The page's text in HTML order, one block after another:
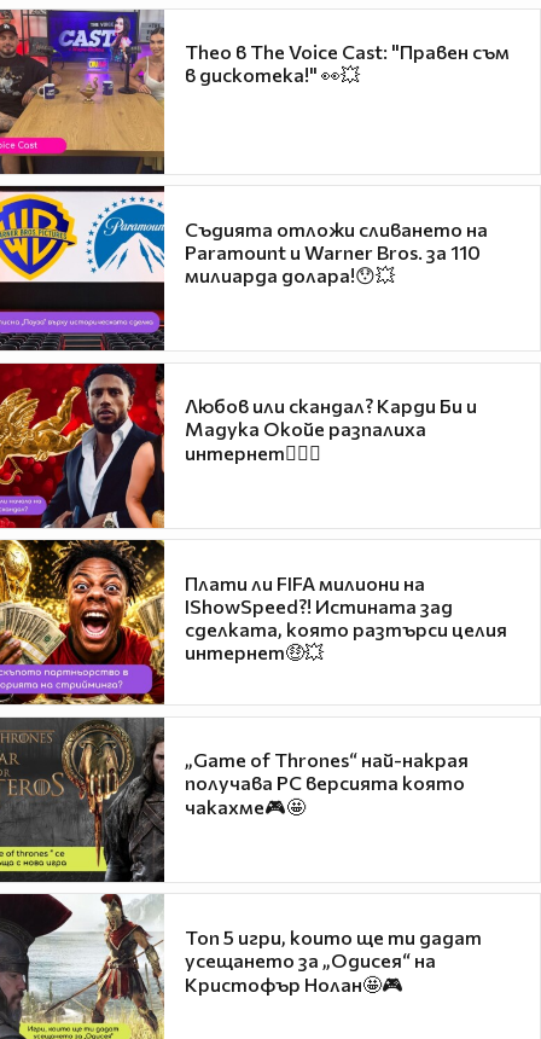
Theo в The Voice Cast: "Правен съм
в дискотека!" 👀💥
Съдията отложи сливането на
Paramount и Warner Bros. за 110
милиарда долара!😯💥
Любов или скандал? Карди Би и
Мадука Окойе разпалиха
интернет❤️‍🔥🔥
Плати ли FIFA милиони на
IShowSpeed?! Истината зад
сделката, която разтърси целия
интернет🤑💥
„Game of Thrones“ най-накрая
получава PC версията която
чакахме🎮🤩
Топ 5 игри, които ще ти дадат
усещането за „Одисея“ на
Кристофър Нолан🤩🎮